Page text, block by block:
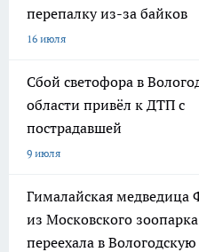
перепалку из-за байков
16 июля
Сбой светофора в
области привёл к ДТП с
пострадавшей
9 июля
Гималайская медведица
из Московского зоопарка
переехала в Вологодскую